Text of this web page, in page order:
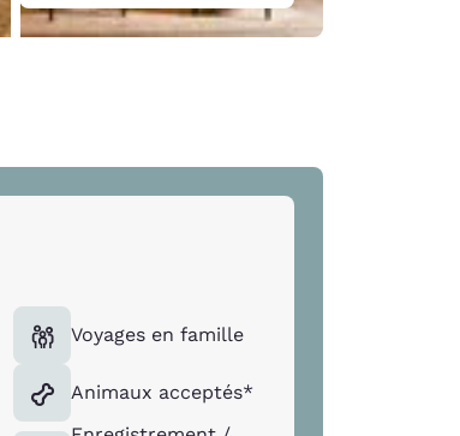
Voyages en famille
Animaux acceptés*